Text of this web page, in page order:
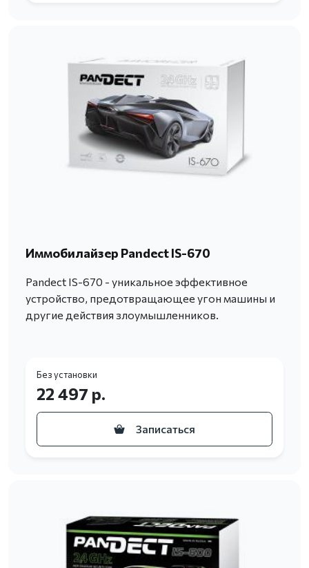
Иммобилайзер Pandect IS-670
Pandect IS-670 - уникальное эффективное
устройство, предотвращающее угон машины и
другие действия злоумышленников.
Без установки
22 497 р.
Записаться